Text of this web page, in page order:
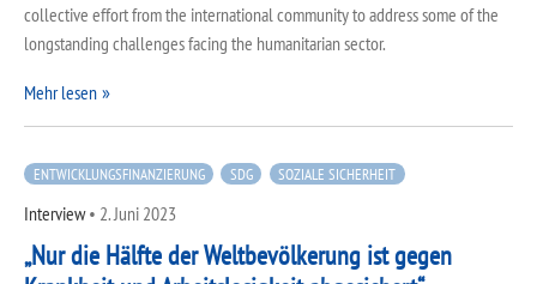
collective effort from the international community to address some of the
longstanding challenges facing the humanitarian sector.
Mehr lesen
ENTWICKLUNGSFINANZIERUNG SDG SOZIALE SICHERHEIT
Interview• 2. Juni 2023
„Nur die Hälfte der Weltbevölkerung ist gegen